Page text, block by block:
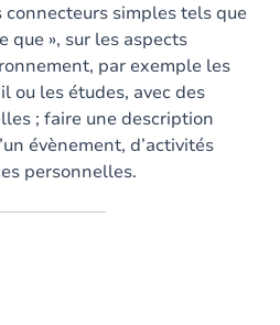
simples tels que
que », sur les aspects
par exemple les
ou les études, avec des
; faire une description
évènement, d’activités
personnelles.